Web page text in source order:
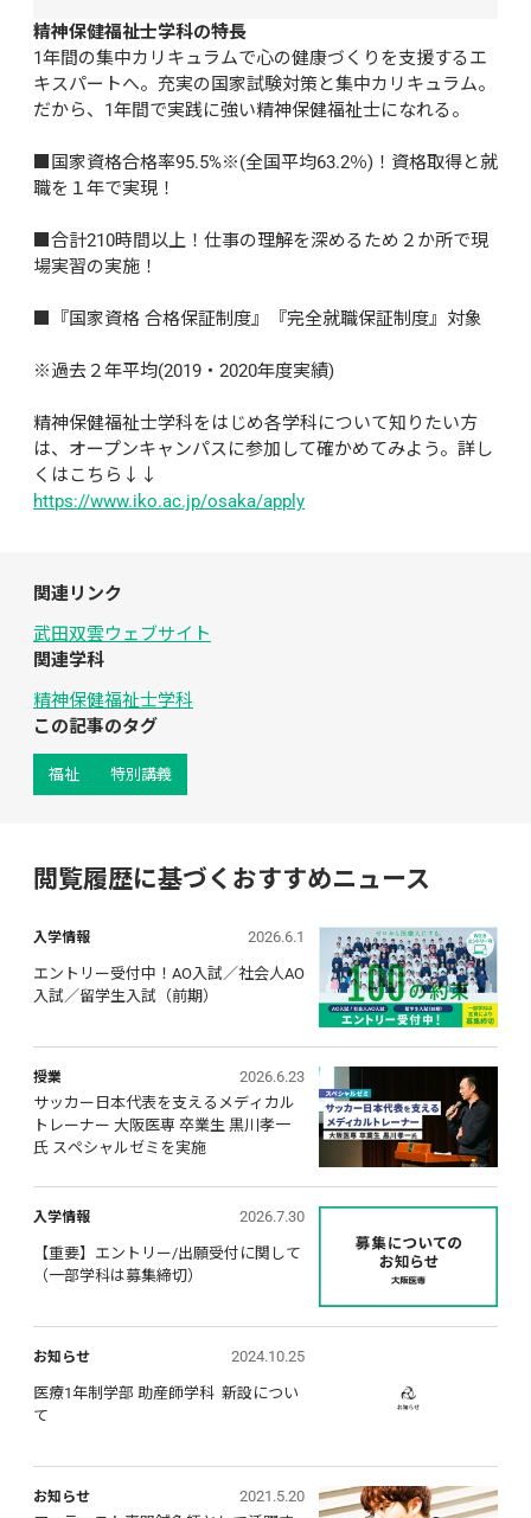
精神保健福祉士学科の特長
1年間の集中カリキュラムで心の健康づくりを支援するエ
キスパートへ。充実の国家試験対策と集中カリキュラム。
だから、1年間で実践に強い精神保健福祉士になれる。
■国家資格合格率95.5%※(全国平均63.2％)！資格取得と就
職を１年で実現！
■合計210時間以上！仕事の理解を深めるため２か所で現
場実習の実施！
■『国家資格 合格保証制度』『完全就職保証制度』対象
※過去２年平均(2019・2020年度実績)
精神保健福祉士学科をはじめ各学科について知りたい方
は、オープンキャンパスに参加して確かめてみよう。詳し
くはこちら↓↓
https://www.iko.ac.jp/osaka/apply
関連リンク
武田双雲ウェブサイト
関連学科
精神保健福祉士学科
この記事のタグ
福祉 特別講義
閲覧履歴に基づくおすすめニュース
入学情報 2026.6.1
エントリー受付中！AO入試／社会人AO
入試／留学生入試（前期）
授業
2026.6.23
サッカー日本代表を支えるメディカル
トレーナー 大阪医専 卒業生 黒川孝一
氏 スペシャルゼミを実施
入学情報 2026.7.30
【重要】エントリー/出願受付に関して
（一部学科は募集締切）
お知らせ 2024.10.25
医療1年制学部 助産師学科  新設につい
て
お知らせ
2021.5.20